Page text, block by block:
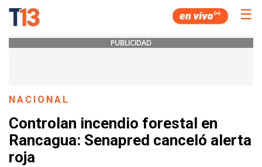
☰
PUBLICIDAD
NACIONAL
Controlan incendio forestal en
Rancagua: Senapred canceló alerta
roja